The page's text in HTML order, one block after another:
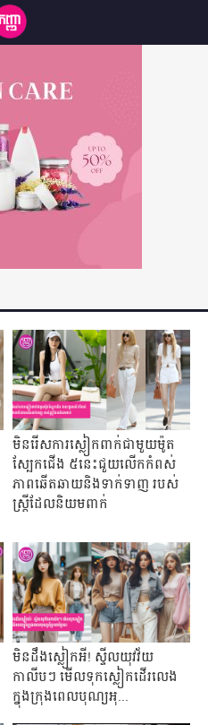
មិនរើសការស្លៀកពាក់ជាមួយម៉ូត
ស្បែកជើង ៥នេះជួយលើកកំពស់
ភាពឆើតឆាយនិងទាក់ទាញ របស់
ស្ត្រីដែលនិយមពាក់
មិនដឹងស្លៀកអី! ស្ទីលយុវវ័យ
កាលីបៗ មើលទុកស្លៀកដើរលេង
ក្នុងក្រុងពេលបុណ្យអុ...